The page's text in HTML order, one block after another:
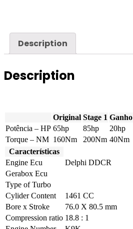
65hp
quantity
Description
Description
Original Stage 1 Ganho
Potência – HP 65hp 85hp
20hp
Torque – NM 160Nm 200Nm 40Nm
Características
Engine Ecu
Delphi DDCR
Gerabox Ecu
Type of Turbo
Cylider Content
1461 CC
Bore x Stroke
76.0 X 80.5 mm
Compression ratio 18.8 : 1